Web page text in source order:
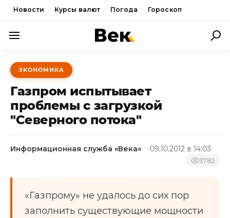
Новости Курсы валют Погода Гороскоп
ПОЛИТИКА
ЭКОНОМИКА
ОБЩЕСТВО
СПОРТ
ЭКОНОМИКА
Газпром испытывает
проблемы с загрузкой
"Северного потока"
Информационная служба «Века» 09.10.2012 в 14:03
3782
«Газпрому» не удалось до сих пор
заполнить существующие мощности